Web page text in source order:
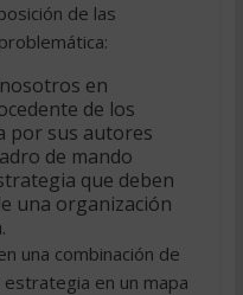
de las
en
de los
por sus autores
de mando
que deben
una organización
una combinación de
en un mapa